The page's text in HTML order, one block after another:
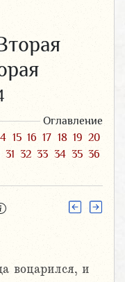
Оглавление
15 16 17 18 19 20
31 32 33 34 35 36
воцарился, и